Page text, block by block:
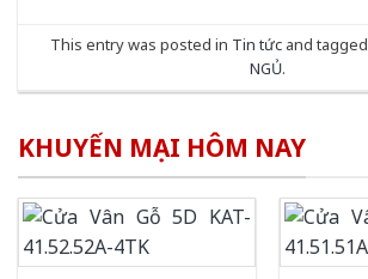
This entry was posted in Tin tứcand tagged
NGỦ.
KHUYẾN MẠI HÔM NAY